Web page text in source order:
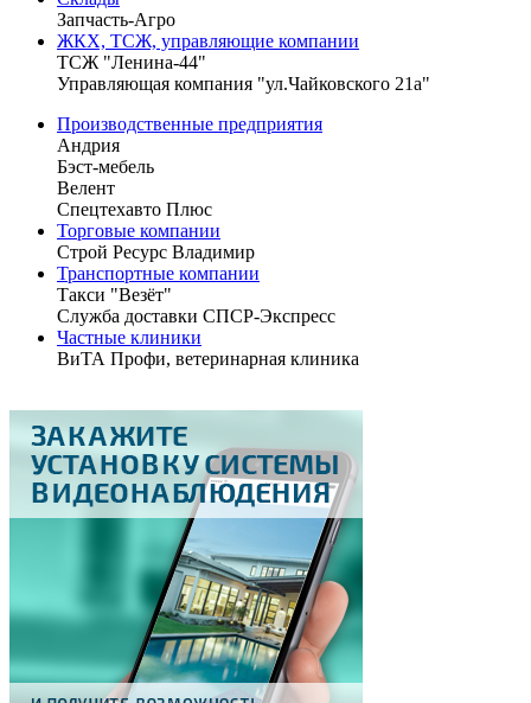
Запчасть-Агро
ЖКХ, ТСЖ, управляющие компании
ТСЖ "Ленина-44"
Управляющая компания "ул.Чайковского 21а"
Производственные предприятия
Андрия
Бэст-мебель
Велент
Спецтехавто Плюс
Торговые компании
Строй Ресурс Владимир
Транспортные компании
Такси "Везёт"
Служба доставки СПСР-Экспресс
Частные клиники
ВиТА Профи, ветеринарная клиника